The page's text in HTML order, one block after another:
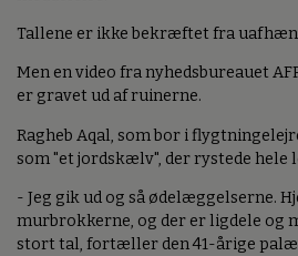
Tallene er ikke bekræftet fra
Men en video fra nyhedsbureauet
er gravet ud af ruinerne.
Ragheb Aqal, som bor i
som "et jordskælv", der rystede hele
- Jeg gik ud og så ødelæggelserne.
murbrokkerne, og der er ligdele og
stort tal, fortæller den 41-årige